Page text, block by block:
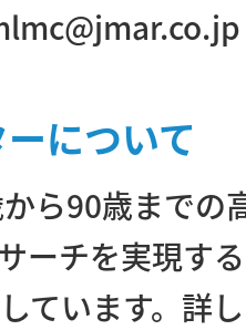
について
ら90歳までの
ーチを実現す
ています。詳